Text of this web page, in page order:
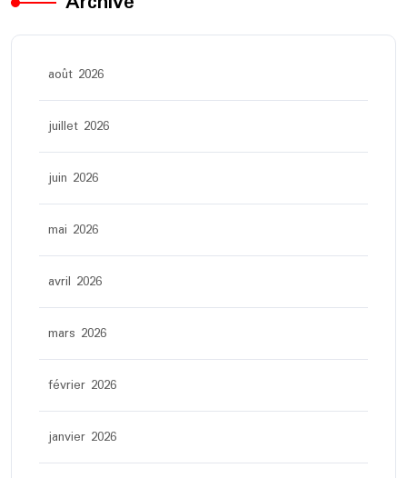
août 2026
juillet 2026
juin 2026
mai 2026
avril 2026
mars 2026
février 2026
janvier 2026